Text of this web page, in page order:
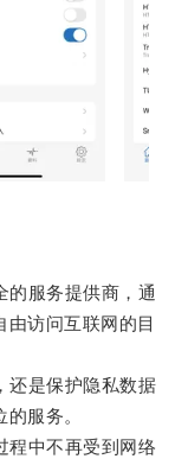
服务提供商，通
访问互联网的目
是保护隐私数据
服务。
中不再受到网络